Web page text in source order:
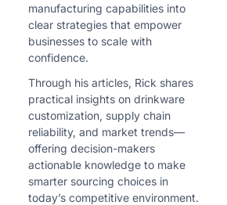
manufacturing capabilities into
clear strategies that empower
businesses to scale with
confidence.
Through his articles, Rick shares
practical insights on drinkware
customization, supply chain
reliability, and market trends—
offering decision-makers
actionable knowledge to make
smarter sourcing choices in
today’s competitive environment.